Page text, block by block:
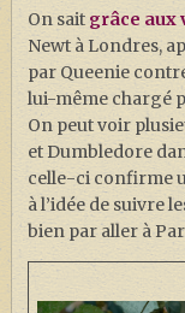
On sait grâce aux
Newt à Londres,
par Queenie
lui-même chargé
On peut voir
et Dumbledore
celle-ci confirme
à l’idée de suivre
bien par aller à